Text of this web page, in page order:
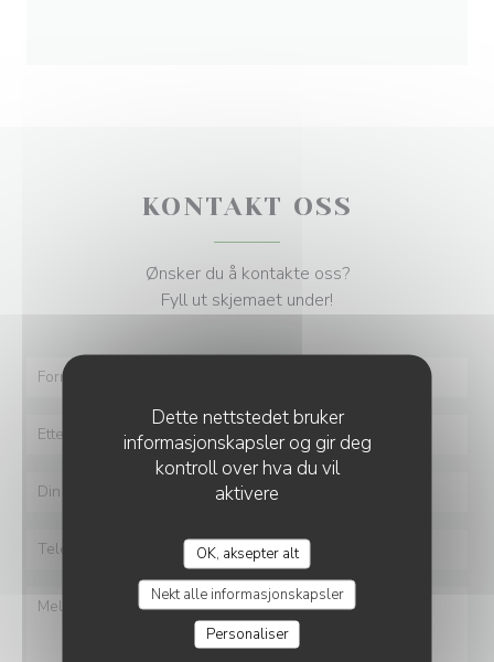
Dette nettstedet bruker
informasjonskapsler og gir deg
kontroll over hva du vil
aktivere
OK, aksepter alt
Nekt alle informasjonskapsler
Personaliser
KONTAKT OSS
Ønsker du å kontakte oss?
Fyll ut skjemaet under!